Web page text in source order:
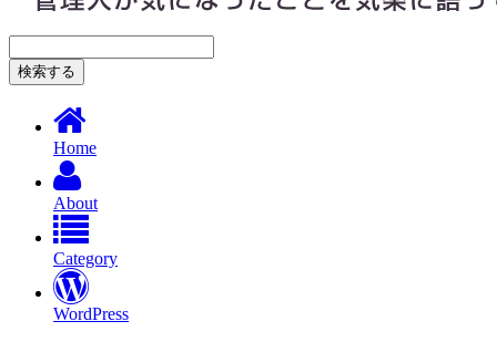
Home
About
Category
WordPress